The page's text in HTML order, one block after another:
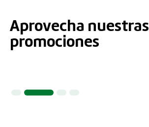
Aprovecha nuestras
promociones
3 4